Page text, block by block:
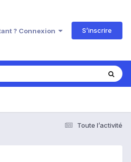
? Connexion S’inscrire
Toute l’activité